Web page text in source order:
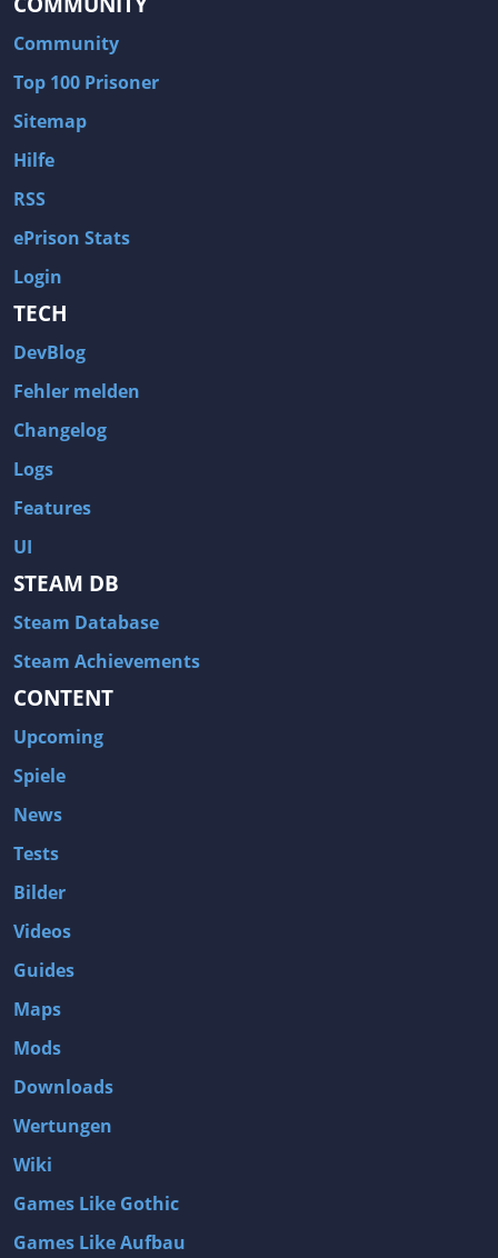
Community
Top 100 Prisoner
Sitemap
Hilfe
RSS
ePrison Stats
Login
TECH
DevBlog
Fehler melden
Changelog
Logs
Features
UI
STEAM DB
Steam Database
Steam Achievements
CONTENT
Upcoming
Spiele
News
Tests
Bilder
Videos
Guides
Maps
Mods
Downloads
Wertungen
Wiki
Games Like Gothic
Games Like Aufbau